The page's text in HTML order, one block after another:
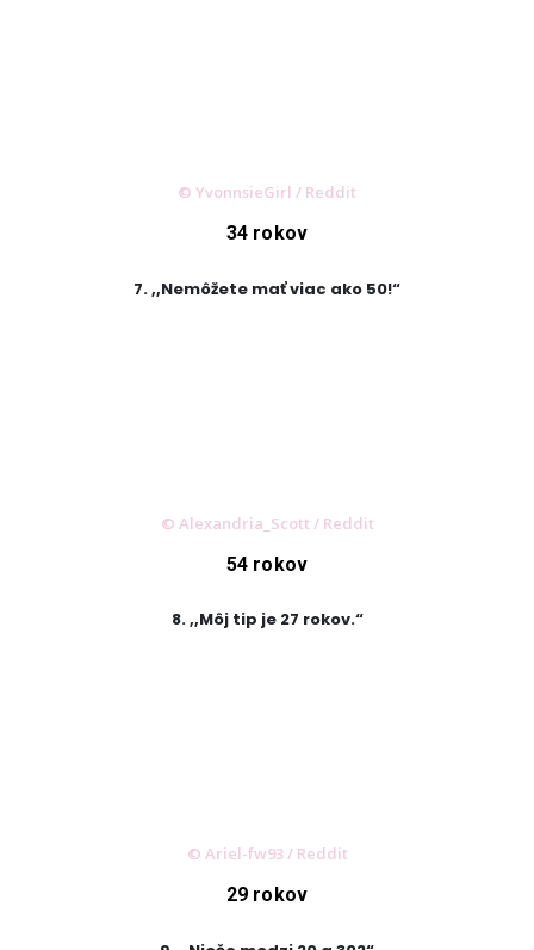
© YvonnsieGirl / Reddit
34 rokov
7. ,,Nemôžete mať viac ako 50!“
© Alexandria_Scott / Reddit
54 rokov
8. ,,Môj tip je 27 rokov.“
© Ariel-fw93 / Reddit
29 rokov